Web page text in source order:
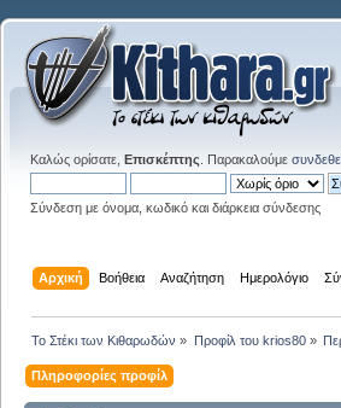
Καλώς ορίσατε, Επισκέπτης . Παρακαλούμε
Σύνδεση με όνομα, κωδικό και διάρκεια σύνδεσης
Αρχική Βοήθεια Αναζήτηση Ημερολόγιο
Το Στέκι των Κιθαρωδών » Προφίλ του krios80»
Πληροφορίες προφίλ